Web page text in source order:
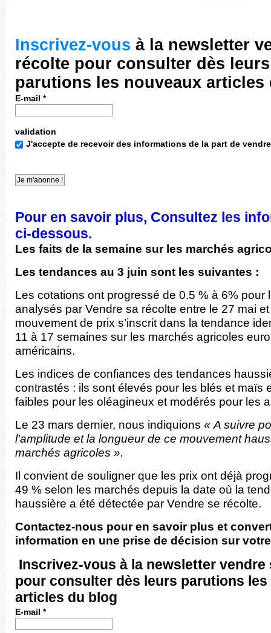
Inscrivez-vous à la newsletter
récolte pour consulter dès leurs
parutions les nouveaux articles
E-mail *
validation
J'accepte de recevoir des informations de la part de
Pour en savoir plus, Consultez les
ci-dessous.
Les faits de la semaine sur les marchés
Les tendances au 3 juin sont les suivantes :
Les cotations ont progressé de 0.5 % à 6% pour
analysés par Vendre sa récolte entre le 27 mai
mouvement de prix s’inscrit dans la tendance
11 à 17 semaines sur les marchés agricoles
américains.
Les indices de confiances des tendances
contrastés : ils sont élevés pour les blés et maïs
faibles pour les oléagineux et modérés pour les
Le 23 mars dernier, nous indiquions « A suivre
l’amplitude et la longueur de ce mouvement
marchés agricoles ».
Il convient de souligner que les prix ont déjà
49 % selon les marchés depuis la date où la
haussière a été détectée par Vendre se récolte.
Contactez-nous pour en savoir plus et
information en une prise de décision sur
Inscrivez-vous à la newsletter vendre
pour consulter dès leurs parutions les
articles du blog
E-mail *